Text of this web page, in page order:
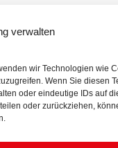
verwalten
wir Technologien wie
Wenn Sie diesen
oder eindeutige IDs auf
oder zurückziehen,